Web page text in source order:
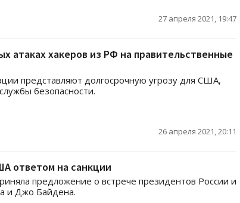
27 апреля 2021, 19:47
атаках хакеров из РФ на правительственные
представляют долгосрочную угрозу для США,
безопасности.
26 апреля 2021, 20:11
ответом на санкции
предложение о встрече президентов России и
и Джо Байдена.